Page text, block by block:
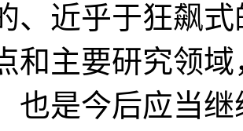
、近乎于狂飙
和主要研究领
也是今后应当